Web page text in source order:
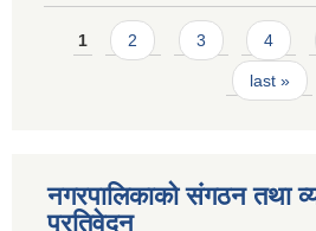
Pages
1 2 3 4
last »
नगरपालिकाको संगठन तथा
प्रतिवेदन